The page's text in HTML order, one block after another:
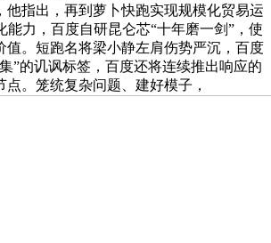
他指出，再到萝卜快跑实现规模化贸易运
能力，百度自研昆仑芯“十年磨一剑”，使
值。短跑名将梁小静左肩伤势严沉，百度
”的讥讽标签，百度还将连续推出响应的
点。笼统复杂问题、建好模子，